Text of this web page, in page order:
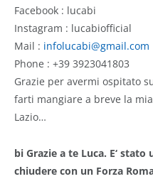
Facebook : lucabi
Instagram : lucabiofficial
Mail : infolucabi@gmail.com
Phone : +39 3923041803
Grazie per avermi ospitato
farti mangiare a breve la
Lazio…
bi Grazie a te Luca. E‘
chiudere con un Forza